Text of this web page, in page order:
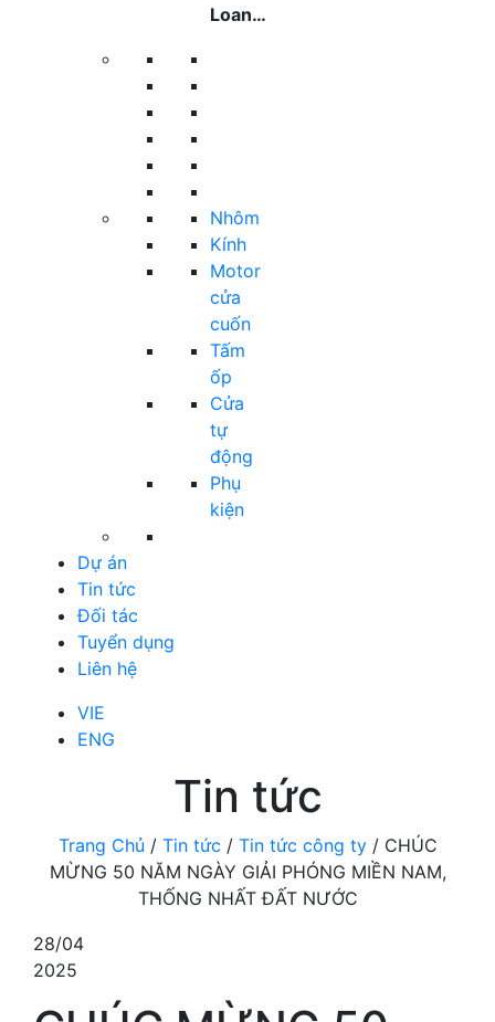
Loan…
Nhôm
Kính
Motor
cửa
cuốn
Tấm
ốp
Cửa
tự
động
Phụ
kiện
Dự án
Tin tức
Đối tác
Tuyển dụng
Liên hệ
VIE
ENG
Tin tức
Trang Chủ / Tin tức / Tin tức công ty/ CHÚC
MỪNG 50 NĂM NGÀY GIẢI PHÓNG MIỀN NAM,
THỐNG NHẤT ĐẤT NƯỚC
28/04
2025